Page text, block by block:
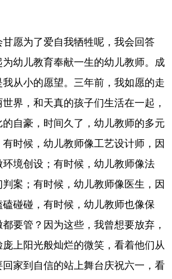
愿为了爱自我牺牲呢，我会回答
幼儿教育奉献一生的幼儿教师。成
从小的愿望。三年前，我如愿的走
界，和天真的孩子们生活在一起，
自豪，时间久了，幼儿教师的多元
时候，幼儿教师像工艺设计师，因
境创设；有时候，幼儿教师像法
案；有时候，幼儿教师像医生，因
碰碰，有时候，幼儿教师也像保
要管？因为这些，我曾想要放弃，
上阳光般灿烂的微笑，看着他们从
家到自信的站上舞台庆祝六一，看